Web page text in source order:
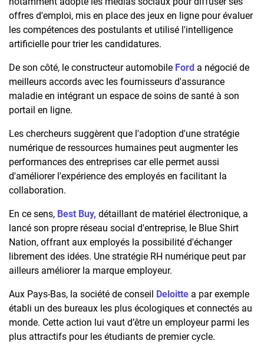
offres d'emploi, mis en place des jeux en ligne pour évaluer
les compétences des postulants et utilisé l'intelligence
artificielle pour trier les candidatures.
De son côté, le constructeur automobile Ford a négocié de
meilleurs accords avec les fournisseurs d'assurance
maladie en intégrant un espace de soins de santé à son
portail en ligne.
Les chercheurs suggèrent que l'adoption d'une stratégie
numérique de ressources humaines peut augmenter les
performances des entreprises car elle permet aussi
d'améliorer l'expérience des employés en facilitant la
collaboration.
En ce sens, Best Buy, détaillant de matériel électronique, a
lancé son propre réseau social d'entreprise, le Blue Shirt
Nation, offrant aux employés la possibilité d'échanger
librement des idées. Une stratégie RH numérique peut par
ailleurs améliorer la marque employeur.
Aux Pays-Bas, la société de conseil Deloitte a par exemple
établi un des bureaux les plus écologiques et connectés au
monde. Cette action lui vaut d’être un employeur parmi les
plus attractifs pour les étudiants de premier cycle.